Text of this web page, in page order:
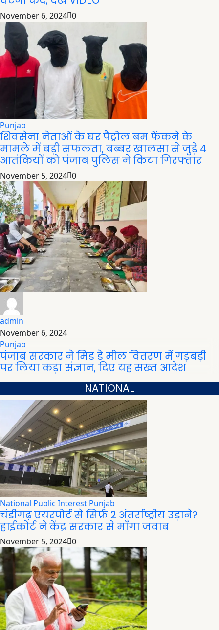
November 6, 2024 0
Punjab
शिवसेना नेताओं के घर पैट्रोल बम फेंकने के
मामले में बड़ी सफलता, बब्बर खालसा से जुड़े 4
आतंकियों को पंजाब पुलिस ने किया गिरफ्तार
November 5, 2024 0
admin
November 6, 2024
Punjab
पंजाब सरकार ने मिड डे मील वितरण में गड़बड़ी
पर लिया कड़ा संज्ञान, दिए यह सख्त आदेश
NATIONAL
National Public Interest Punjab
चंडीगढ़ एयरपोर्ट से सिर्फ़ 2 अंतर्राष्ट्रीय उड़ाने?
हाईकोर्ट ने केंद्र सरकार से माँगा जवाब
November 5, 2024 0